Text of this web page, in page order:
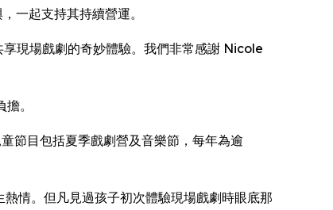
起支持其持續營運。
現場戲劇的奇妙體驗。我們非常感謝 Nicole
。
節目包括夏季戲劇營及音樂節，每年為逾
情。但凡見過孩子初次體驗現場戲劇時眼底那